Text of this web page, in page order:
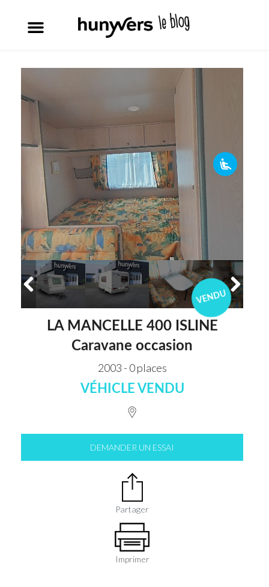
VENDU
LA MANCELLE 400 ISLINE
Caravane occasion
2003 - 0 places
VÉHICLE VENDU
DEMANDER UN ESSAI
Partager
Imprimer